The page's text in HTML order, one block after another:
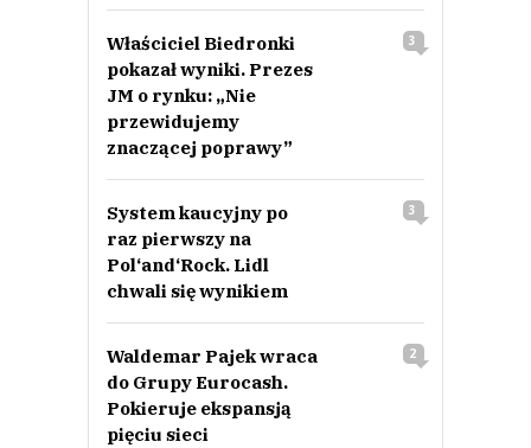
Właściciel Biedronki
pokazał wyniki. Prezes
JM o rynku: „Nie
przewidujemy
znaczącej poprawy”
3
System kaucyjny po
raz pierwszy na
Pol‘and‘Rock. Lidl
chwali się wynikiem
3
Waldemar Pajek wraca
do Grupy Eurocash.
Pokieruje ekspansją
pięciu sieci
2